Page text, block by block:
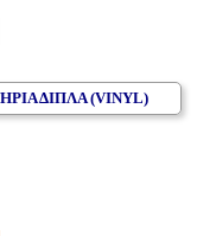
ΔΙΠΛΑ (VINYL)